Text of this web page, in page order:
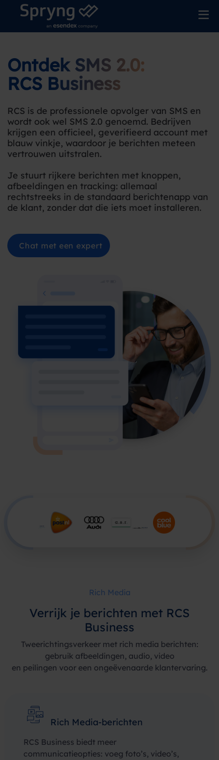
Ontdek SMS 2.0:
RCS Business
RCS is de professionele opvolger van SMS en
wordt ook wel SMS 2.0 genoemd. Bedrijven
krijgen een officieel, geverifieerd account met
blauw vinkje, waardoor je berichten meteen
vertrouwen uitstralen.
Je stuurt rijkere berichten met knoppen,
afbeeldingen en tracking: allemaal
rechtstreeks in de standaard berichtenapp van
de klant, zonder dat die iets moet installeren.
Chat met een expert
Rich Media
Verrijk je berichten met RCS
Business
Tweerichtingsverkeer met rich media berichten:
gebruik afbeeldingen, audio, video
en peilingen voor een ongeëvenaarde klantervaring.
Rich Media-berichten
RCS Business biedt meer
communicatieopties: voeg foto’s, video’s,